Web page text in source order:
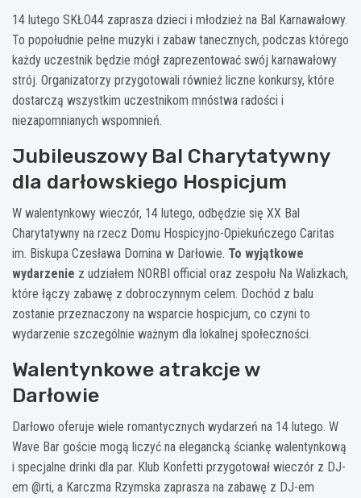
14 lutego SKŁO44 zaprasza dzieci i młodzież na Bal Karnawałowy.
To popołudnie pełne muzyki i zabaw tanecznych, podczas którego
każdy uczestnik będzie mógł zaprezentować swój karnawałowy
strój. Organizatorzy przygotowali również liczne konkursy, które
dostarczą wszystkim uczestnikom mnóstwa radości i
niezapomnianych wspomnień.
Jubileuszowy Bal Charytatywny
dla darłowskiego Hospicjum
W walentynkowy wieczór, 14 lutego, odbędzie się XX Bal
Charytatywny na rzecz Domu Hospicyjno-Opiekuńczego Caritas
im. Biskupa Czesława Domina w Darłowie. To wyjątkowe
wydarzenie z udziałem NORBI official oraz zespołu Na Walizkach,
które łączy zabawę z dobroczynnym celem. Dochód z balu
zostanie przeznaczony na wsparcie hospicjum, co czyni to
wydarzenie szczególnie ważnym dla lokalnej społeczności.
Walentynkowe atrakcje w
Darłowie
Darłowo oferuje wiele romantycznych wydarzeń na 14 lutego. W
Wave Bar goście mogą liczyć na elegancką ściankę walentynkową
i specjalne drinki dla par. Klub Konfetti przygotował wieczór z DJ-
em @rti, a Karczma Rzymska zaprasza na zabawę z DJ-em